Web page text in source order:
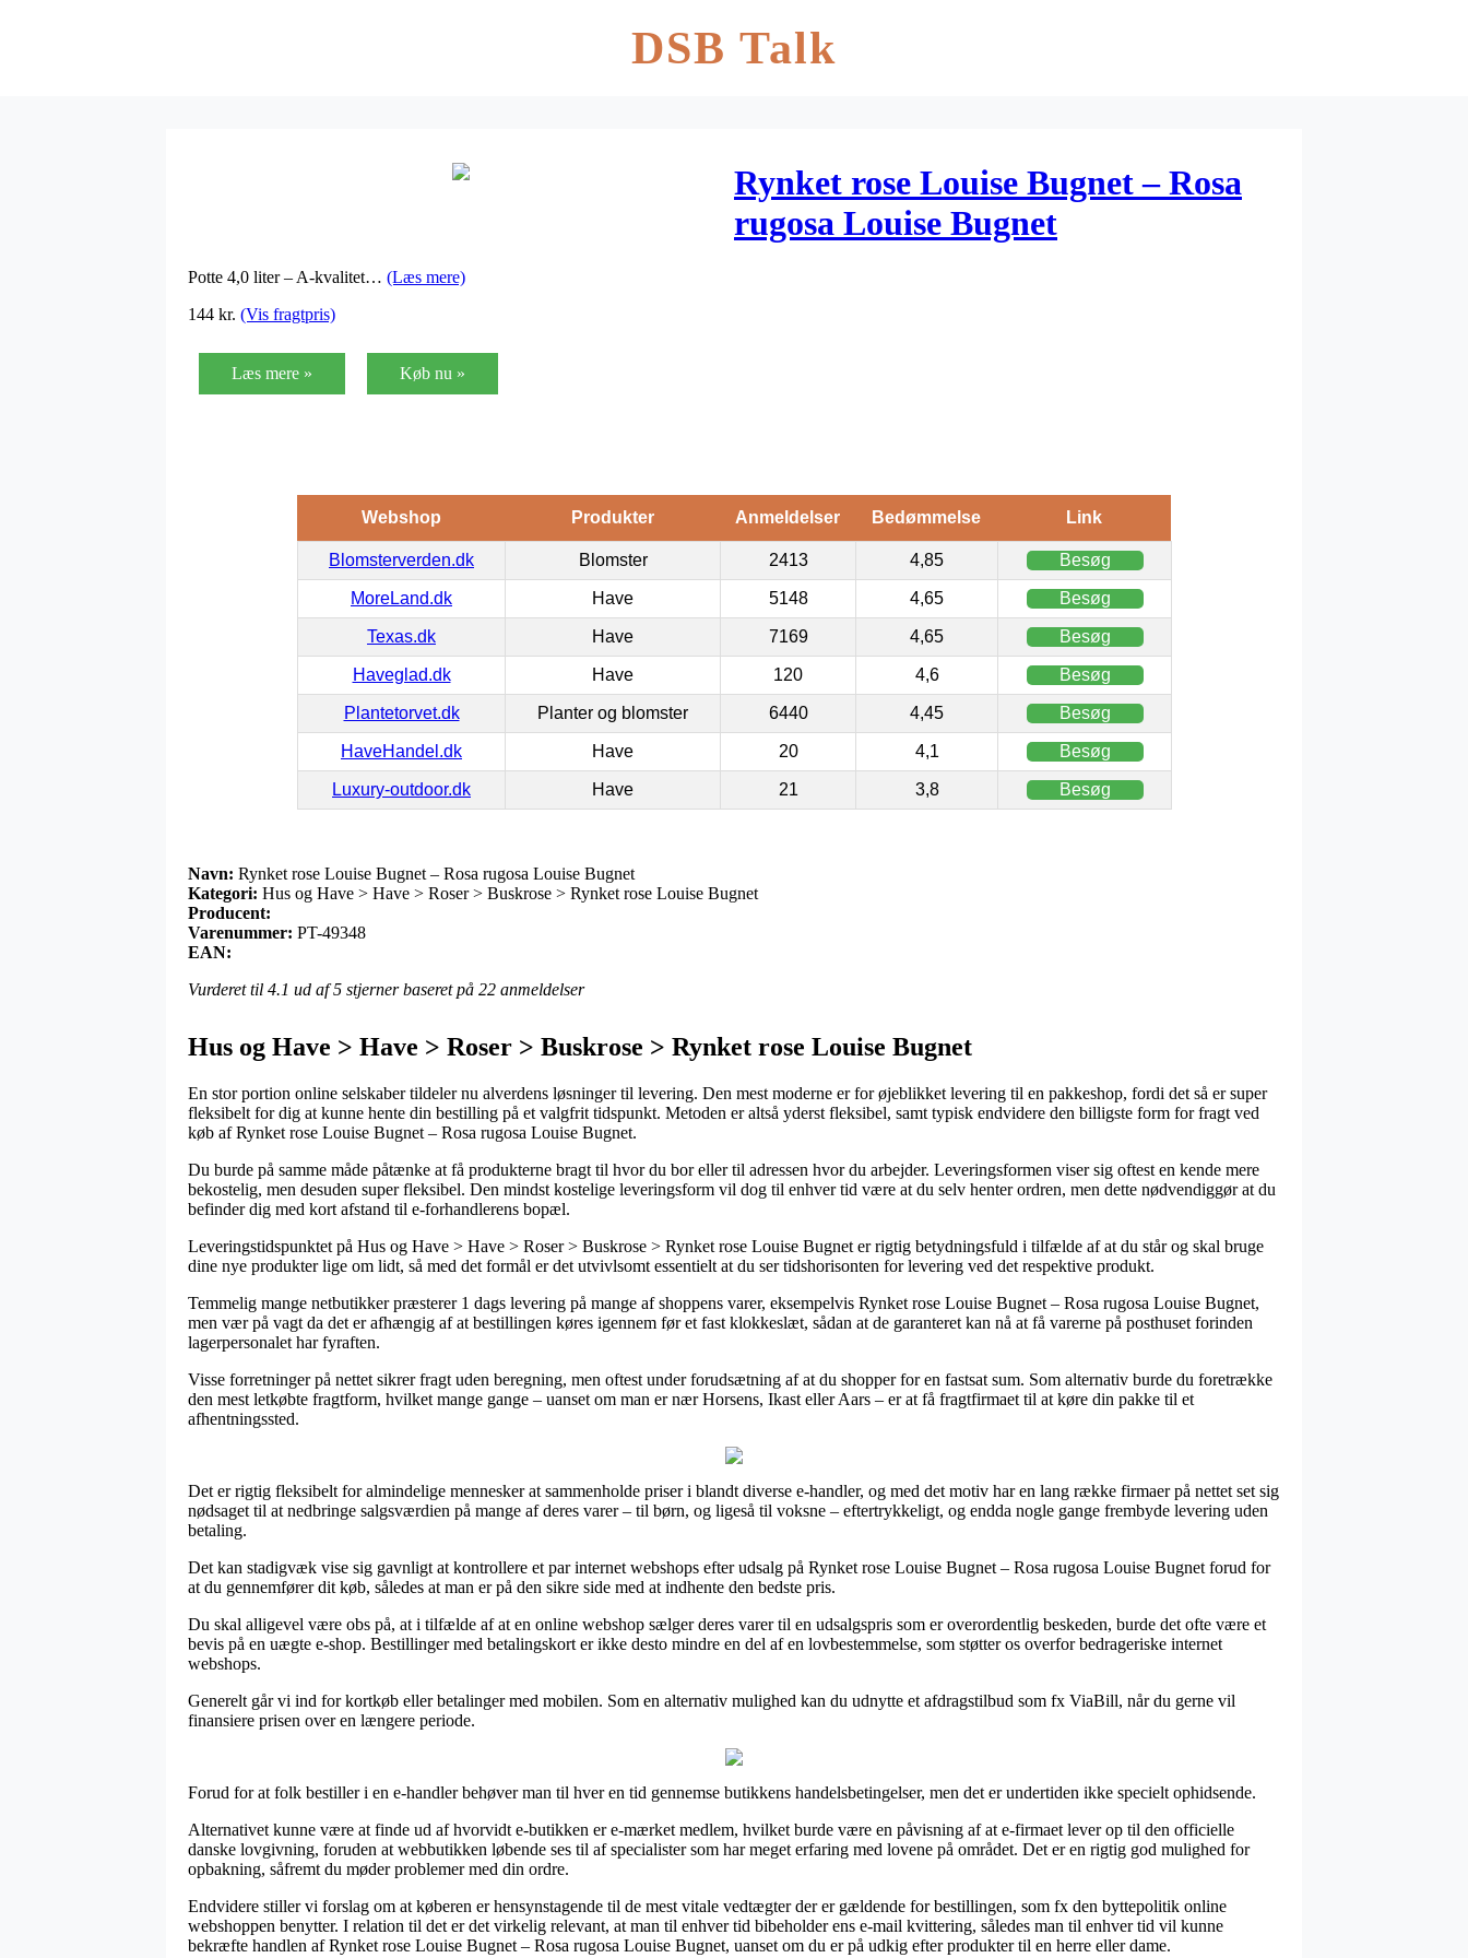
DSB Talk
Rynket rose Louise Bugnet – Rosa
rugosa Louise Bugnet
Potte 4,0 liter – A-kvalitet… (Læs mere)
144 kr. (Vis fragtpris)
Læs mere » Køb nu »
Webshop Produkter Anmeldelser Bedømmelse Link
Blomsterverden.dk Blomster 2413 4,85 Besøg
MoreLand.dk Have 5148 4,65 Besøg
Texas.dk Have 7169 4,65 Besøg
Haveglad.dk Have 120 4,6 Besøg
Plantetorvet.dk Planter og blomster 6440 4,45 Besøg
HaveHandel.dk Have 20 4,1 Besøg
Luxury-outdoor.dk Have 21 3,8 Besøg
Navn: Rynket rose Louise Bugnet – Rosa rugosa Louise Bugnet
Kategori: Hus og Have > Have > Roser > Buskrose > Rynket rose Louise Bugnet
Producent:
Varenummer: PT-49348
EAN:
Vurderet til 4.1 ud af 5 stjerner baseret på 22 anmeldelser
Hus og Have > Have > Roser > Buskrose > Rynket rose Louise Bugnet
En stor portion online selskaber tildeler nu alverdens løsninger til levering. Den mest moderne er for øjeblikket levering til en pakkeshop, fordi det så er super
fleksibelt for dig at kunne hente din bestilling på et valgfrit tidspunkt. Metoden er altså yderst fleksibel, samt typisk endvidere den billigste form for fragt ved
køb af Rynket rose Louise Bugnet – Rosa rugosa Louise Bugnet.
Du burde på samme måde påtænke at få produkterne bragt til hvor du bor eller til adressen hvor du arbejder. Leveringsformen viser sig oftest en kende mere
bekostelig, men desuden super fleksibel. Den mindst kostelige leveringsform vil dog til enhver tid være at du selv henter ordren, men dette nødvendiggør at du
befinder dig med kort afstand til e-forhandlerens bopæl.
Leveringstidspunktet på Hus og Have > Have > Roser > Buskrose > Rynket rose Louise Bugnet er rigtig betydningsfuld i tilfælde af at du står og skal bruge
dine nye produkter lige om lidt, så med det formål er det utvivlsomt essentielt at du ser tidshorisonten for levering ved det respektive produkt.
Temmelig mange netbutikker præsterer 1 dags levering på mange af shoppens varer, eksempelvis Rynket rose Louise Bugnet – Rosa rugosa Louise Bugnet,
men vær på vagt da det er afhængig af at bestillingen køres igennem før et fast klokkeslæt, sådan at de garanteret kan nå at få varerne på posthuset forinden
lagerpersonalet har fyraften.
Visse forretninger på nettet sikrer fragt uden beregning, men oftest under forudsætning af at du shopper for en fastsat sum. Som alternativ burde du foretrække
den mest letkøbte fragtform, hvilket mange gange – uanset om man er nær Horsens, Ikast eller Aars – er at få fragtfirmaet til at køre din pakke til et
afhentningssted.
Det er rigtig fleksibelt for almindelige mennesker at sammenholde priser i blandt diverse e-handler, og med det motiv har en lang række firmaer på nettet set sig
nødsaget til at nedbringe salgsværdien på mange af deres varer – til børn, og ligeså til voksne – eftertrykkeligt, og endda nogle gange frembyde levering uden
betaling.
Det kan stadigvæk vise sig gavnligt at kontrollere et par internet webshops efter udsalg på Rynket rose Louise Bugnet – Rosa rugosa Louise Bugnet forud for
at du gennemfører dit køb, således at man er på den sikre side med at indhente den bedste pris.
Du skal alligevel være obs på, at i tilfælde af at en online webshop sælger deres varer til en udsalgspris som er overordentlig beskeden, burde det ofte være et
bevis på en uægte e-shop. Bestillinger med betalingskort er ikke desto mindre en del af en lovbestemmelse, som støtter os overfor bedrageriske internet
webshops.
Generelt går vi ind for kortkøb eller betalinger med mobilen. Som en alternativ mulighed kan du udnytte et afdragstilbud som fx ViaBill, når du gerne vil
finansiere prisen over en længere periode.
Forud for at folk bestiller i en e-handler behøver man til hver en tid gennemse butikkens handelsbetingelser, men det er undertiden ikke specielt ophidsende.
Alternativet kunne være at finde ud af hvorvidt e-butikken er e-mærket medlem, hvilket burde være en påvisning af at e-firmaet lever op til den officielle
danske lovgivning, foruden at webbutikken løbende ses til af specialister som har meget erfaring med lovene på området. Det er en rigtig god mulighed for
opbakning, såfremt du møder problemer med din ordre.
Endvidere stiller vi forslag om at køberen er hensynstagende til de mest vitale vedtægter der er gældende for bestillingen, som fx den byttepolitik online
webshoppen benytter. I relation til det er det virkelig relevant, at man til enhver tid bibeholder ens e-mail kvittering, således man til enhver tid vil kunne
bekræfte handlen af Rynket rose Louise Bugnet – Rosa rugosa Louise Bugnet, uanset om du er på udkig efter produkter til en herre eller dame.